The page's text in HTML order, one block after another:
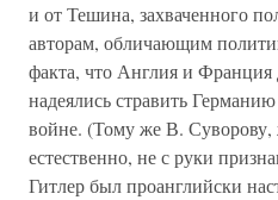
и от Тешина, захваченного
авторам, обличающим
факта, что Англия и Франция
надеялись стравить
войне. (Тому же В.
естественно, не с руки
Гитлер был проанглийски